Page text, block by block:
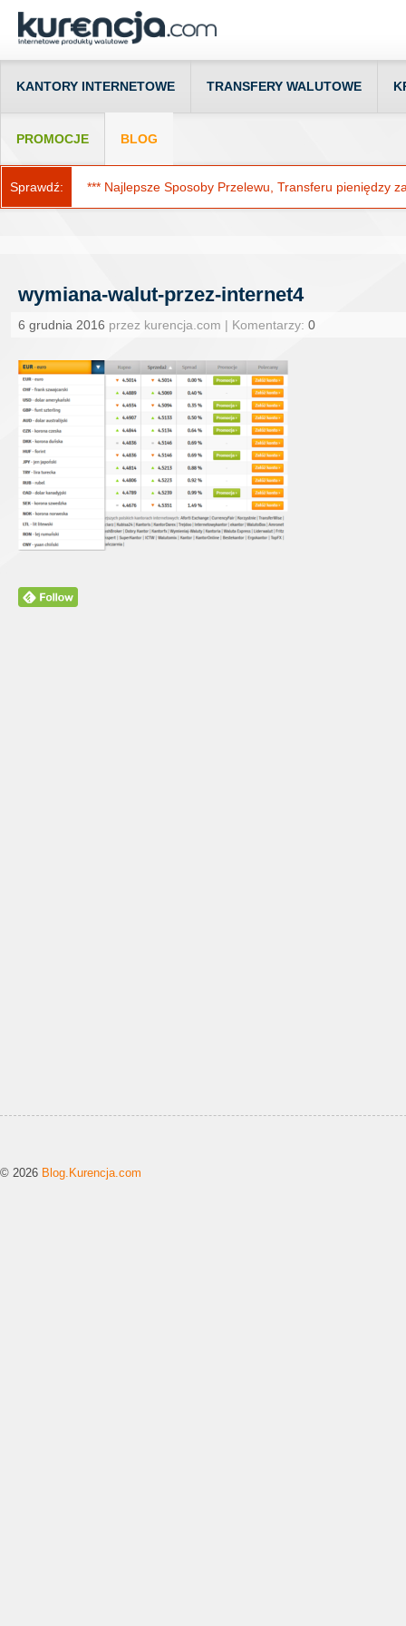
KANTORY INTERNETOWE TRANSFERY WALUTOWE
PROMOCJE BLOG
Sprawdź: *** Najlepsze Sposoby Przelewu, Transferu pieniędzy
wymiana-walut-przez-internet4
6 grudnia 2016 przez kurencja.com | Komentarzy: 0
© 2026 Blog.Kurencja.com